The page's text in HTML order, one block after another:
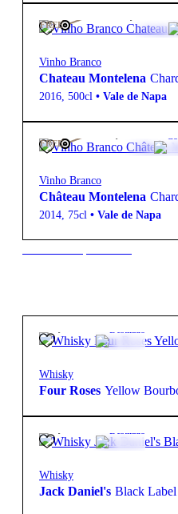
FREE
1 545,00€
Vinho Branco
Chateau Montelena
2016, 500cl • Vale de Napa
FREE
125,00€
Vinho Branco
Château Montelena
2014, 75cl • Vale de Napa
22,45€ Destilado
Whisky
Four Roses Yellow
25,95€ Destilado
Whisky
Jack Daniel's Black